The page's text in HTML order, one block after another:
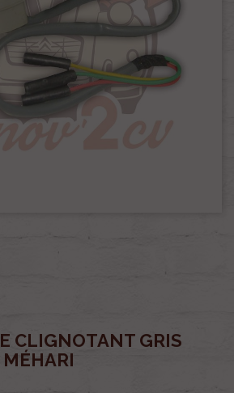
CLIGNOTANT GRIS
MÉHARI